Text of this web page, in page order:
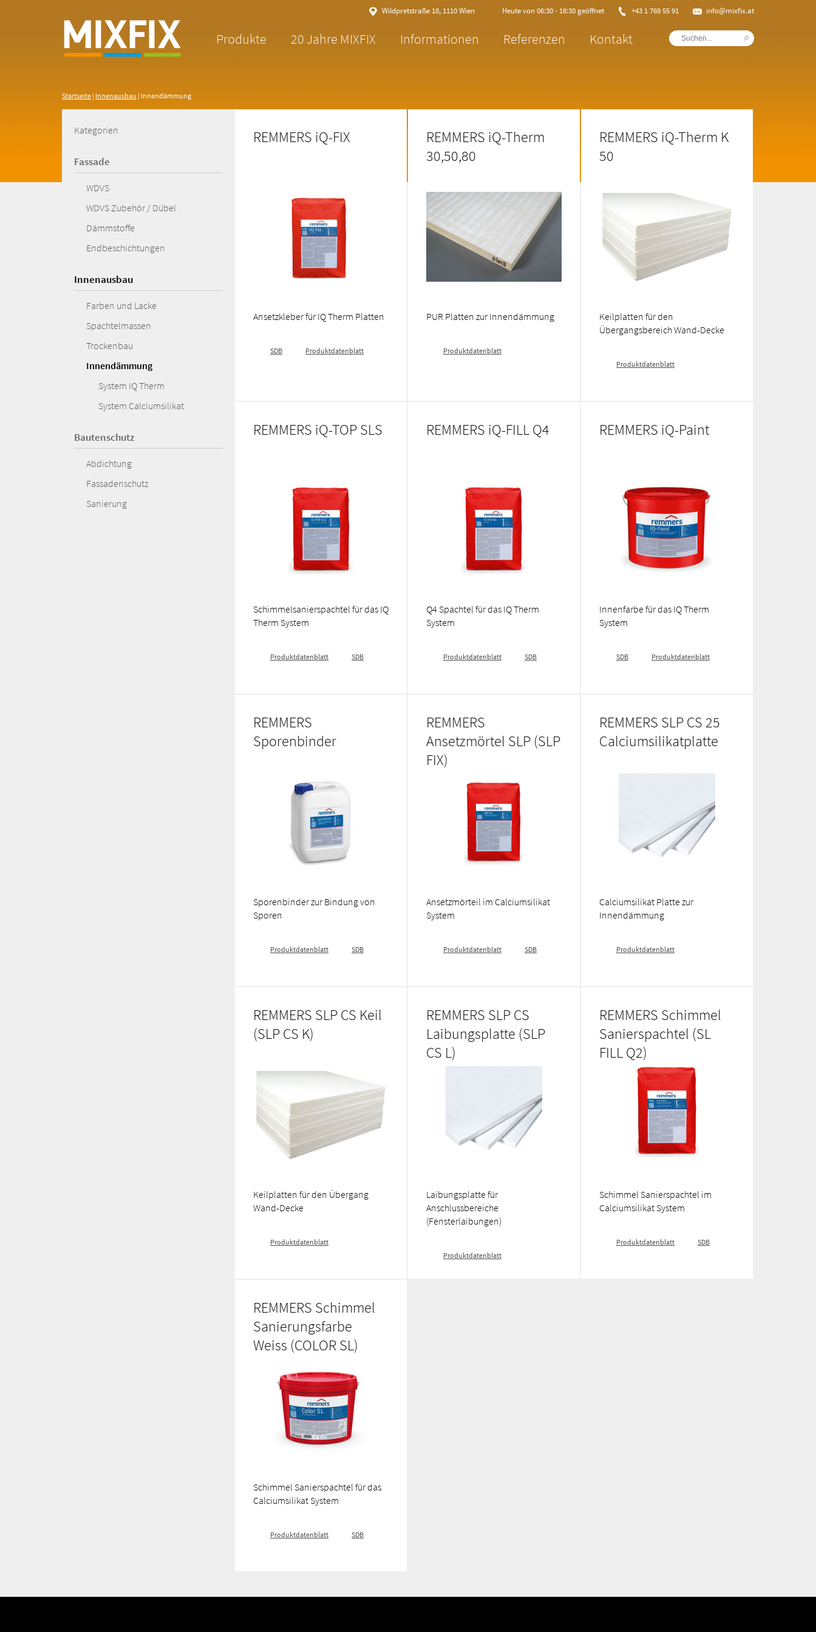
Wildpretstraße 18, 1110 Wien Heute von 06:30 - 16:30 geöffnet +43 1 769 55 91 info@mixfix.at
Produkte 20 Jahre MIXFIX Informationen Referenzen Kontakt
Startseite | Innenausbau | Innendämmung
Kategorien
Fassade
WDVS
WDVS Zubehör / Dübel
Dämmstoffe
Endbeschichtungen
Innenausbau
Farben und Lacke
Spachtelmassen
Trockenbau
Innendämmung
System IQ Therm
System Calciumsilikat
Bautenschutz
Abdichtung
Fassadenschutz
Sanierung
REMMERS iQ-FIX
Ansetzkleber für IQ Therm Platten
SDB Produktdatenblatt
REMMERS iQ-Therm
30,50,80
PUR Platten zur Innendämmung
Produktdatenblatt
REMMERS iQ-Therm K
50
Keilplatten für den
Übergangsbereich Wand-Decke
Produktdatenblatt
REMMERS iQ-TOP SLS
Schimmelsanierspachtel für das IQ
Therm System
Produktdatenblatt SDB
REMMERS iQ-FILL Q4
Q4 Spachtel für das IQ Therm
System
Produktdatenblatt SDB
REMMERS iQ-Paint
Innenfarbe für das IQ Therm
System
SDB Produktdatenblatt
REMMERS
Sporenbinder
Sporenbinder zur Bindung von
Sporen
Produktdatenblatt SDB
REMMERS
Ansetzmörtel SLP (SLP
FIX)
Ansetzmörteil im Calciumsilikat
System
Produktdatenblatt SDB
REMMERS SLP CS 25
Calciumsilikatplatte
Calciumsilikat Platte zur
Innendämmung
Produktdatenblatt
REMMERS SLP CS Keil
(SLP CS K)
Keilplatten für den Übergang
Wand-Decke
Produktdatenblatt
REMMERS SLP CS
Laibungsplatte (SLP
CS L)
Laibungsplatte für
Anschlussbereiche
(Fensterlaibungen)
Produktdatenblatt
REMMERS Schimmel
Sanierspachtel (SL
FILL Q2)
Schimmel Sanierspachtel im
Calciumsilikat System
Produktdatenblatt SDB
REMMERS Schimmel
Sanierungsfarbe
Weiss (COLOR SL)
Schimmel Sanierspachtel für das
Calciumsilikat System
Produktdatenblatt SDB